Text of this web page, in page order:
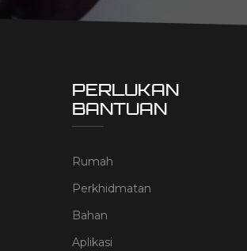
PERLUKAN
BANTUAN
Rumah
Perkhidmatan
Bahan
Aplikasi